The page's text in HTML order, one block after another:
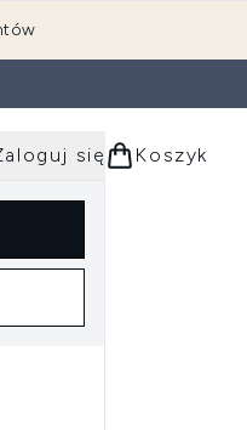
się Koszyk